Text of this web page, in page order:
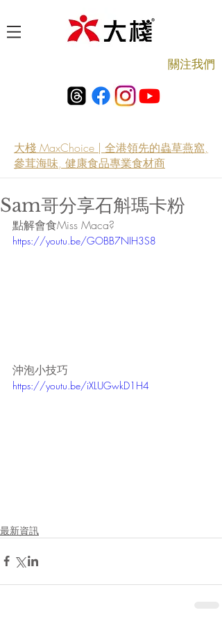
​關注我們
大棧 MaxChoice | 全港領先的蟲草燕窩,
參茸海味, 健康食品專業食材商
Sam哥分享石斛瑪卡粉
點解會食Miss Maca?
https://youtu.be/GOBB7NIH3S8
沖泡小技巧
https://youtu.be/iXLUGwkD1H4
最新資訊